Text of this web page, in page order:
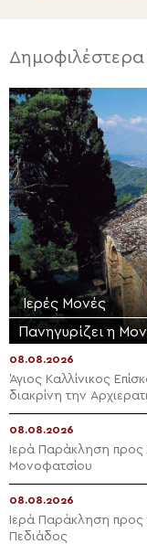
Ιερές Μονές
Πανηγυρίζει η
08.08.2026
Άγιος Καλλίνικος
διακρίνη την
08.08.2026
Ιερά Παράκληση προς
Μονοφατσίου
08.08.2026
Ιερά Παράκληση προς
Πεδιάδος